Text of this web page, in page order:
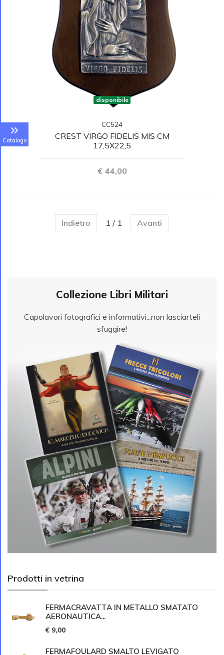
Catalogo
disponibile
CC524
CREST VIRGO FIDELIS MIS CM
17,5X22,5
€ 44,00
Indietro 1 / 1 Avanti
Collezione Libri Militari
Capolavori fotografici e informativi...non lasciarteli
sfuggire!
Prodotti in vetrina
FERMACRAVATTA IN METALLO SMATATO
AERONAUTICA...
€ 9,00
FERMAFOULARD SMALTO LEVIGATO